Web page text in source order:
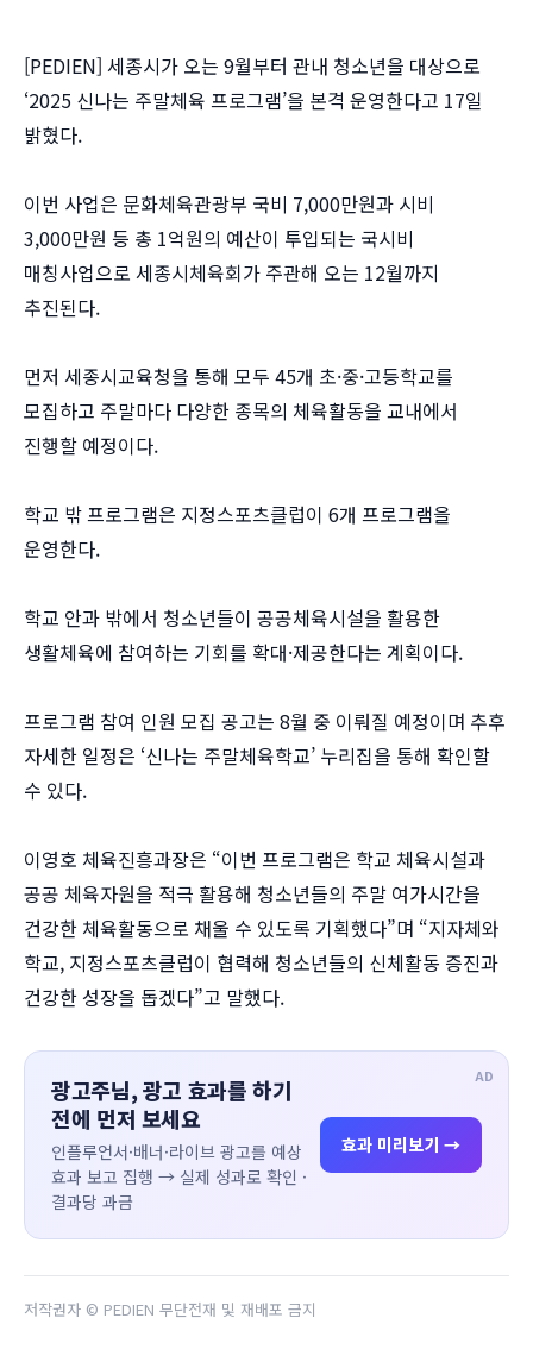
[PEDIEN] 세종시가 오는 9월부터 관내 청소년을 대상으로
‘2025 신나는 주말체육 프로그램’을 본격 운영한다고 17일
밝혔다.
이번 사업은 문화체육관광부 국비 7,000만원과 시비
3,000만원 등 총 1억원의 예산이 투입되는 국시비
매칭사업으로 세종시체육회가 주관해 오는 12월까지
추진된다.
먼저 세종시교육청을 통해 모두 45개 초·중·고등학교를
모집하고 주말마다 다양한 종목의 체육활동을 교내에서
진행할 예정이다.
학교 밖 프로그램은 지정스포츠클럽이 6개 프로그램을
운영한다.
학교 안과 밖에서 청소년들이 공공체육시설을 활용한
생활체육에 참여하는 기회를 확대·제공한다는 계획이다.
프로그램 참여 인원 모집 공고는 8월 중 이뤄질 예정이며 추후
자세한 일정은 ‘신나는 주말체육학교’ 누리집을 통해 확인할
수 있다.
이영호 체육진흥과장은 “이번 프로그램은 학교 체육시설과
공공 체육자원을 적극 활용해 청소년들의 주말 여가시간을
건강한 체육활동으로 채울 수 있도록 기획했다”며 “지자체와
학교, 지정스포츠클럽이 협력해 청소년들의 신체활동 증진과
건강한 성장을 돕겠다”고 말했다.
AD
광고주님, 광고 효과를 하기
전에 먼저 보세요
인플루언서·배너·라이브 광고를 예상
효과 보고 집행 → 실제 성과로 확인 ·
결과당 과금
효과 미리보기 →
저작권자 © PEDIEN 무단전재 및 재배포 금지